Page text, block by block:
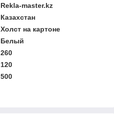
Rekla-master.kz
Казахстан
Холст на картоне
Белый
260
120
500